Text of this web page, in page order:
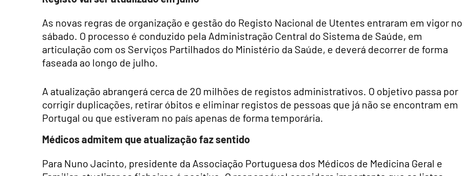
As novas regras de organização e gestão do Registo Nacional de Utentes entraram em vigor no
sábado. O processo é conduzido pela Administração Central do Sistema de Saúde, em
articulação com os Serviços Partilhados do Ministério da Saúde, e deverá decorrer de forma
faseada ao longo de julho.
A atualização abrangerá cerca de 20 milhões de registos administrativos. O objetivo passa por
corrigir duplicações, retirar óbitos e eliminar registos de pessoas que já não se encontram em
Portugal ou que estiveram no país apenas de forma temporária.
Médicos admitem que atualização faz sentido
Para Nuno Jacinto, presidente da Associação Portuguesa dos Médicos de Medicina Geral e